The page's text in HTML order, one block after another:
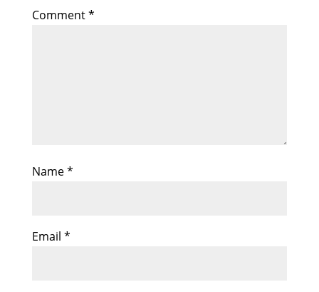
Comment*
Name*
Email *